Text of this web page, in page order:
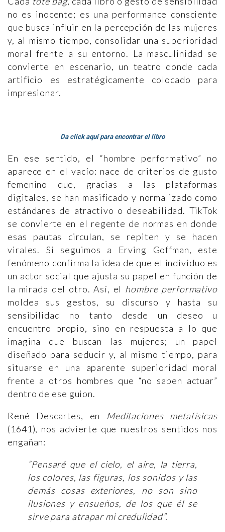
no es inocente; es una performance consciente
que busca influir en la percepción de las mujeres
y, al mismo tiempo, consolidar una superioridad
moral frente a su entorno. La masculinidad se
convierte en escenario, un teatro donde cada
artificio es estratégicamente colocado para
impresionar.
Da click aquí para encontrar el libro
En ese sentido, el “hombre performativo” no
aparece en el vacío: nace de criterios de gusto
femenino que, gracias a las plataformas
digitales, se han masificado y normalizado como
estándares de atractivo o deseabilidad. TikTok
se convierte en el regente de normas en donde
esas pautas circulan, se repiten y se hacen
virales. Si seguimos a Erving Goffman, este
fenómeno confirma la idea de que el individuo es
un actor social que ajusta su papel en función de
la mirada del otro. Así, el hombre performativo
moldea sus gestos, su discurso y hasta su
sensibilidad no tanto desde un deseo u
encuentro propio, sino en respuesta a lo que
imagina que buscan las mujeres; un papel
diseñado para seducir y, al mismo tiempo, para
situarse en una aparente superioridad moral
frente a otros hombres que “no saben actuar”
dentro de ese guion.
René Descartes, en Meditaciones metafísicas
(1641), nos advierte que nuestros sentidos nos
engañan:
“Pensaré que el cielo, el aire, la tierra,
los colores, las figuras, los sonidos y las
demás cosas exteriores, no son sino
ilusiones y ensueños, de los que él se
sirve para atrapar mi credulidad”.